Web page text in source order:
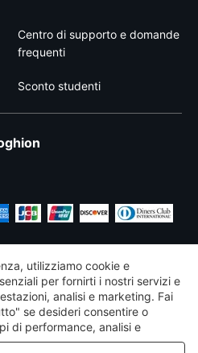
Centro di supporto e domande
frequenti
Sconto studenti
Italy
Voghion
utilizziamo cookie e
per fornirti i nostri servizi e
analisi e marketing. Fai
se desideri consentire o
di performance, analisi e
consultare la nostraPolitica